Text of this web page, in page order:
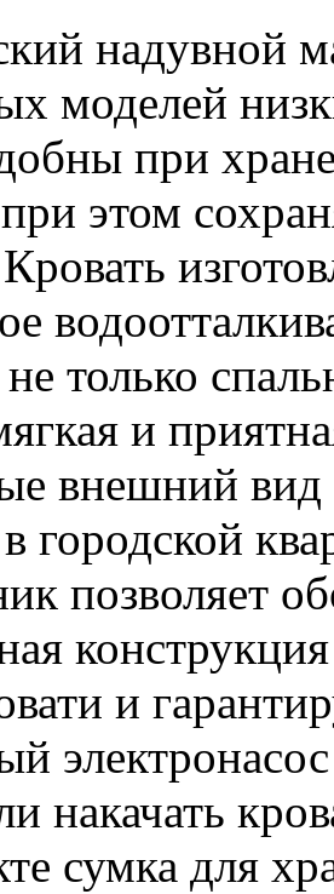
надувной
моделей
при
этом
только
и
внешний вид
городской
позволяет
и
накачать
сумка для